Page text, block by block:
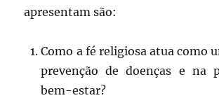
apresentam são:
Como a fé religiosa atua como
prevenção de doenças e na
bem-estar?